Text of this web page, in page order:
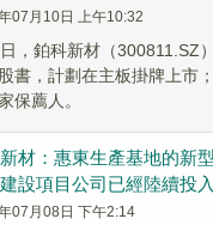
07月10日 上午10:32
，鉑科新材（300811.SZ
書，計劃在主板掛牌上市
保薦人。
材：惠東生產基地的新
設項目公司已經陸續投
07月08日 下午2:14